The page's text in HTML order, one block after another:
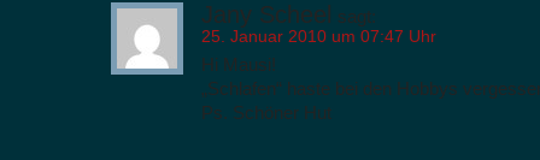
Jany Scheel sagt:
25. Januar 2010 um 07:47 Uhr
Hi Mausi!
„Schlafen“ haste bei den Hobbys
Ps. Schöner Hut